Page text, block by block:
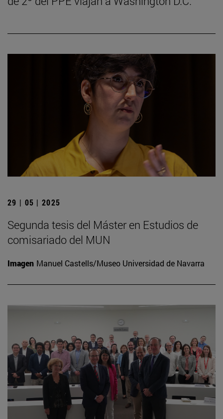
29 | 05 | 2025
Segunda tesis del Máster en Estudios de
comisariado del MUN
Imagen Manuel Castells/Museo Universidad de Navarra